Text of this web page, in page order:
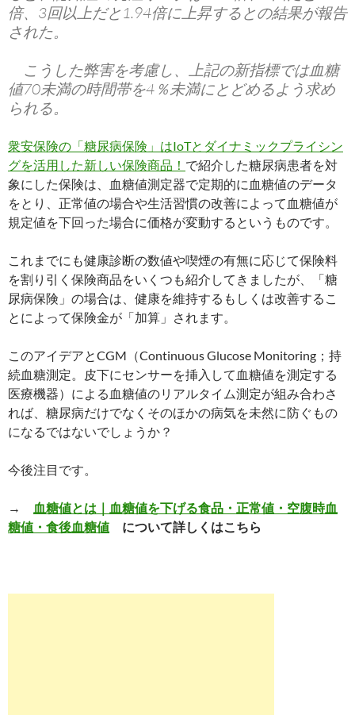
倍、3回以上だと1.94倍に上昇するとの結果が報告
された。
こうした弊害を考慮し、上記の新指標では血糖
値70未満の時間帯を4％未満にとどめるよう求め
られる。
衆安保険の「糖尿病保険」はIoTとダイナミックプライシン
グを活用した新しい保険商品！ で紹介した糖尿病患者を対
象にした保険は、血糖値測定器で定期的に血糖値のデータ
をとり、正常値の場合や生活習慣の改善によって血糖値が
規定値を下回った場合に価格が変動するというものです。
これまでにも健康診断の数値や喫煙の有無に応じて保険料
を割り引く保険商品をいくつも紹介してきましたが、「糖
尿病保険」の場合は、健康を維持するもしくは改善するこ
とによって保険金が「加算」されます。
このアイデアとCGM（Continuous Glucose Monitoring；持
続血糖測定。皮下にセンサーを挿入して血糖値を測定する
医療機器）による血糖値のリアルタイム測定が組み合わさ
れば、糖尿病だけでなくそのほかの病気を未然に防ぐもの
になるではないでしょうか？
今後注目です。
→
血糖値とは｜血糖値を下げる食品・正常値・空腹時血
糖値・食後血糖値 について詳しくはこちら